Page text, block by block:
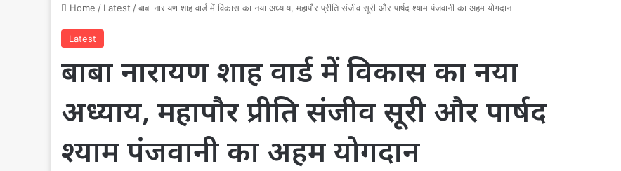
Home / Latest /बाबा नारायण शाह वार्ड में विकास का नया अध्याय, महापौर प्रीति संजीव सूरी और पार्षद श्याम पंजवानी का अहम योगदान
Latest
बाबा नारायण शाह वार्ड में विकास का नया
अध्याय, महापौर प्रीति संजीव सूरी और पार्षद
श्याम पंजवानी का अहम योगदान